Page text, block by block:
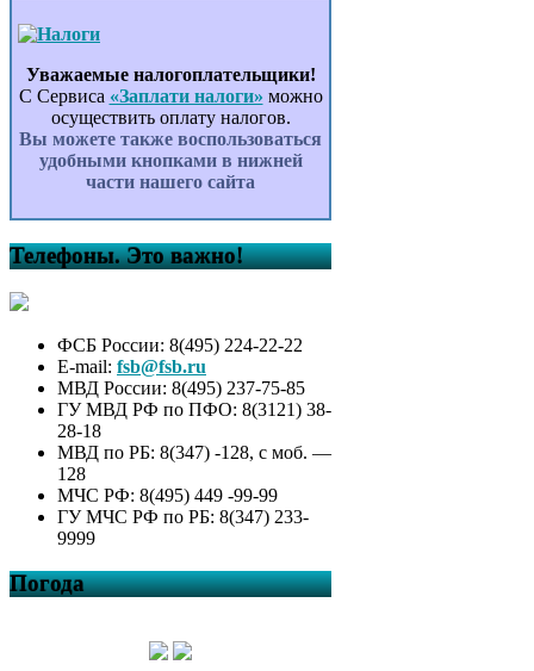
Уважаемые налогоплательщики!
С Сервиса «Заплати налоги» можно
осуществить оплату налогов.
Вы можете также воспользоваться
удобными кнопками в нижней
части нашего сайта
Телефоны. Это важно!
ФСБ России: 8(495) 224-22-22
E-mail: fsb@fsb.ru
МВД России: 8(495) 237-75-85
ГУ МВД РФ по ПФО: 8(3121) 38-
28-18
МВД по РБ: 8(347) -128, с моб. —
128
МЧС РФ: 8(495) 449 -99-99
ГУ МЧС РФ по РБ: 8(347) 233-
9999
Погода